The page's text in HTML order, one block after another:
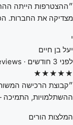
מצדיקה את החברות.
י
יעל בן חיים
לפני 3 חודשים · Google Reviews
★★★★★
״קבוצת הרכישה
ההשתלמויות, התמיכה
המלצות הורים